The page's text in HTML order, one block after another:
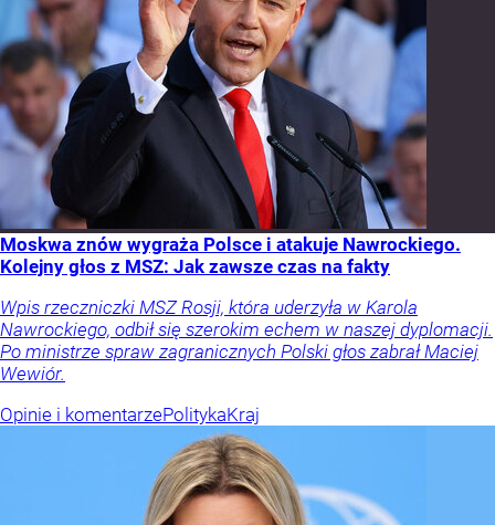
Moskwa znów wygraża Polsce i atakuje Nawrockiego.
Kolejny głos z MSZ: Jak zawsze czas na fakty
Wpis rzeczniczki MSZ Rosji, która uderzyła w Karola
Nawrockiego, odbił się szerokim echem w naszej dyplomacji.
Po ministrze spraw zagranicznych Polski głos zabrał Maciej
Wewiór.
Opinie i komentarzePolitykaKraj